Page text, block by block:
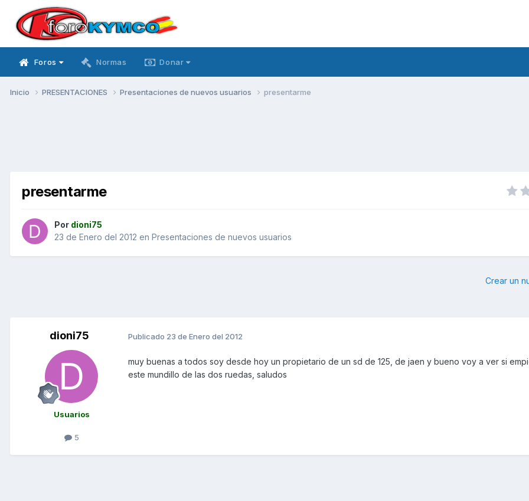
Foros Normas Donar
Inicio PRESENTACIONES Presentaciones de nuevos usuarios presentarme
presentarme
Por dioni75
23 de Enero del 2012 en Presentaciones de nuevos usuarios
Crear un
dioni75
Usuarios
5
Publicado 23 de Enero del 2012
muy buenas a todos soy desde hoy un propietario de un sd de 125, de jaen y bueno voy a ver si
este mundillo de las dos ruedas, saludos